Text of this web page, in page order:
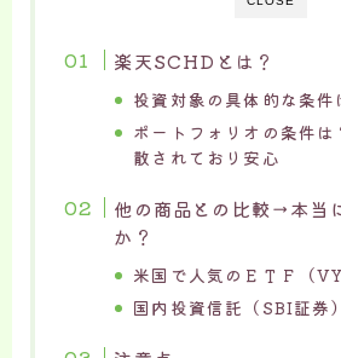
楽天SCHDとは？
投資対象の具体的な条
ポートフォリオの条件
散されており安心
他の商品との比較→本当
か？
米国で人気のＥＴＦ（
国内投資信託（SBI証券